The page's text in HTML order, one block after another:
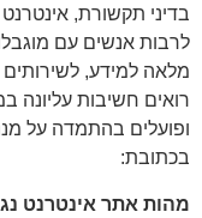
בדיני תקשורת,
לרבות אנשים עם
מלאה למידע, לשירותים
רואים חשיבות עליונה
ופועלים בהתמדה על
בכתובת:
מהות אתר אינטרנט